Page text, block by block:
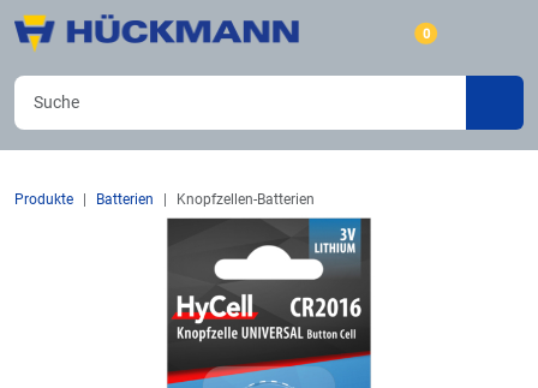
0
Produkte Batterien Knopfzellen-Batterien